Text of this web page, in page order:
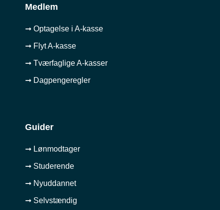
Medlem
➞ Optagelse i A-kasse
➞ Flyt A-kasse
➞ Tværfaglige A-kasser
➞ Dagpengeregler
Guider
➞ Lønmodtager
➞ Studerende
➞ Nyuddannet
➞ Selvstændig